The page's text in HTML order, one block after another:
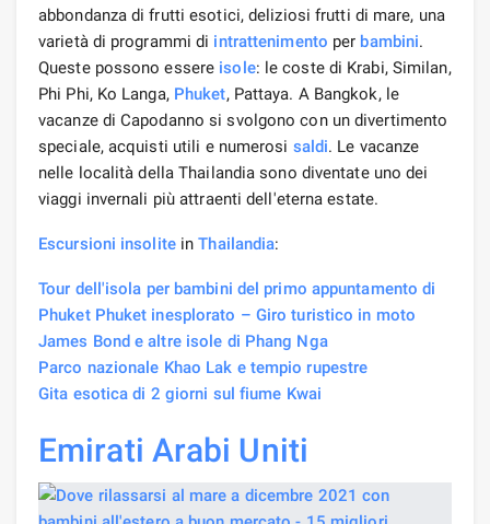
abbondanza di frutti esotici, deliziosi frutti di mare, una
varietà di programmi di intrattenimento per bambini.
Queste possono essere isole: le coste di Krabi, Similan,
Phi Phi, Ko Langa, Phuket, Pattaya. A Bangkok, le
vacanze di Capodanno si svolgono con un divertimento
speciale, acquisti utili e numerosi saldi. Le vacanze
nelle località della Thailandia sono diventate uno dei
viaggi invernali più attraenti dell'eterna estate.
Escursioni insoliteinThailandia:
Tour dell'isola per bambini del primo appuntamento di
Phuket Phuket inesplorato – Giro turistico in moto
James Bond e altre isole di Phang Nga
Parco nazionale Khao Lak e tempio rupestre
Gita esotica di 2 giorni sul fiume Kwai
Emirati Arabi Uniti